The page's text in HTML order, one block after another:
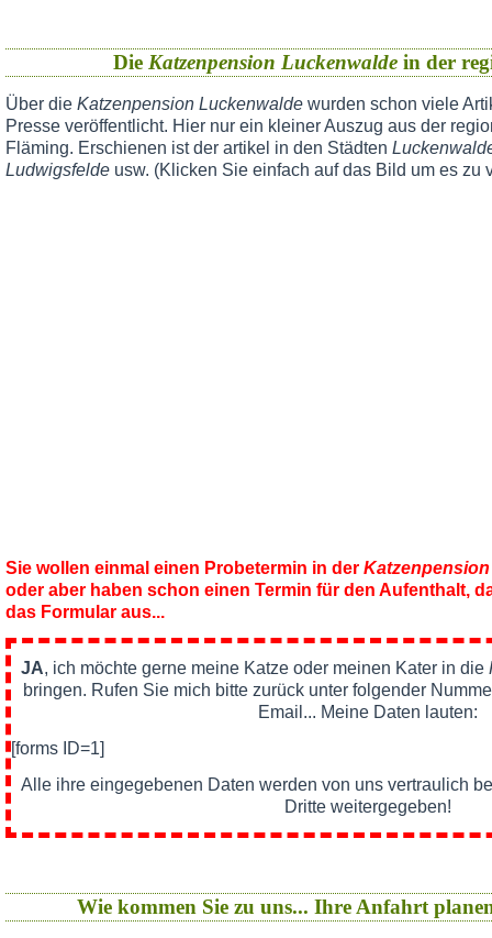
Die Katzenpension Luckenwaldein der
Über die Katzenpension Luckenwalde wurden schon viele
Presse veröffentlicht. Hier nur ein kleiner Auszug aus der
Fläming. Erschienen ist der artikel in den Städten
Ludwigsfelde usw. (Klicken Sie einfach auf das Bild um es zu
Sie wollen einmal einen Probetermin in der
oder aber haben schon einen Termin für den Aufenthalt,
das Formular aus...
JA, ich möchte gerne meine Katze oder meinen Kater in die
bringen. Rufen Sie mich bitte zurück unter folgender
Email... Meine Daten lauten:
[forms ID=1]
Alle ihre eingegebenen Daten werden von uns vertraulich
Dritte weitergegeben!
Wie kommen Sie zu uns... Ihre Anfahrt